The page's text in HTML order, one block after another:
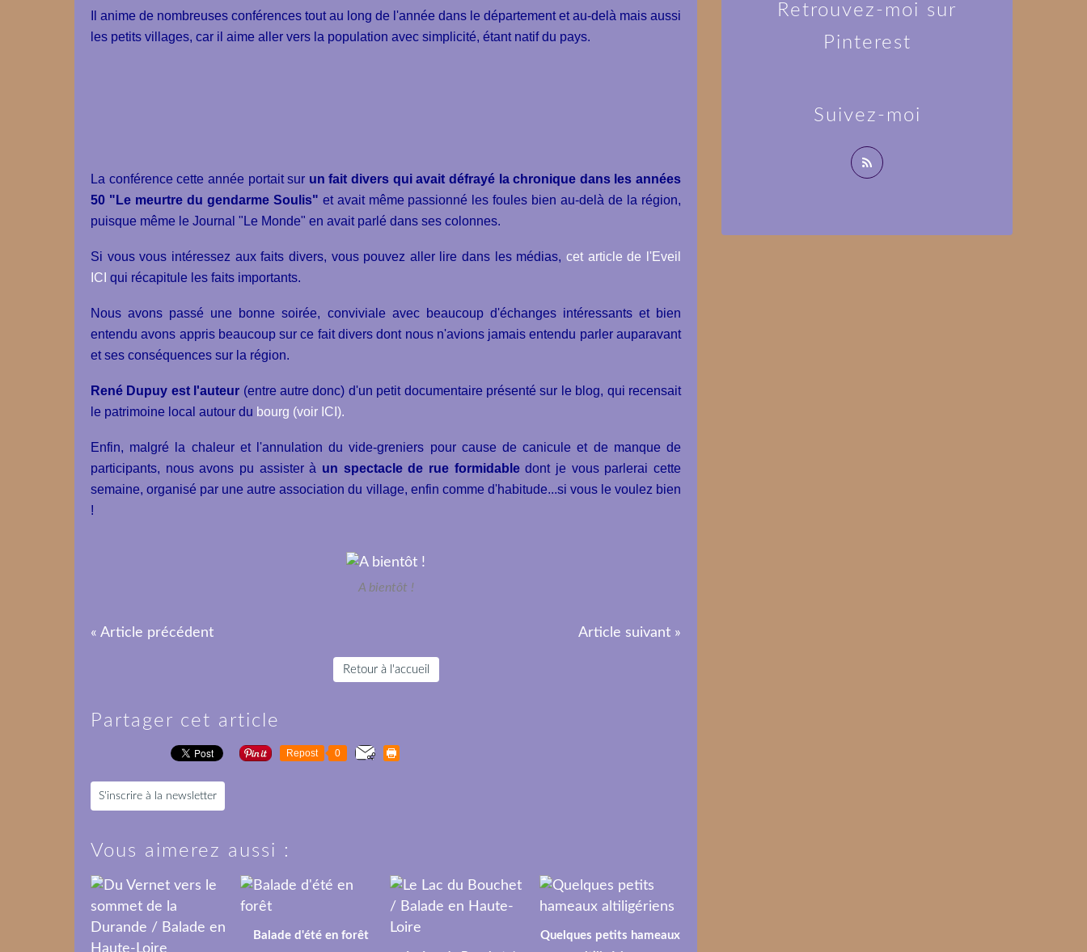
Il anime de nombreuses conférences tout au long de l'année dans le département et au-delà mais aussi
les petits villages, car il aime aller vers la population avec simplicité, étant natif du pays.
La conférence cette année portait sur un fait divers qui avait défrayé la chronique dans les années
50 "Le meurtre du gendarme Soulis" et avait même passionné les foules bien au-delà de la région,
puisque même le Journal "Le Monde" en avait parlé dans ses colonnes.
Si vous vous intéressez aux faits divers, vous pouvez aller lire dans les médias, cet article de l'Eveil
ICI qui récapitule les faits importants.
Nous avons passé une bonne soirée, conviviale avec beaucoup d'échanges intéressants et bien
entendu avons appris beaucoup sur ce fait divers dont nous n'avions jamais entendu parler auparavant
et ses conséquences sur la région.
René Dupuy est l'auteur (entre autre donc) d'un petit documentaire présenté sur le blog, qui recensait
le patrimoine local autour du bourg (voir ICI).
Enfin, malgré la chaleur et l'annulation du vide-greniers pour cause de canicule et de manque de
participants, nous avons pu assister à un spectacle de rue formidabledont je vous parlerai cette
semaine, organisé par une autre association du village, enfin comme d'habitude...si vous le voulez bien
!
A bientôt !
« Article précédent Article suivant »
Retour à l'accueil
Partager cet article
Repost 0
S'inscrire à la newsletter
Vous aimerez aussi :
Balade d'été en forêt
Quelques petits hameaux
Suivez-moi
Retrouvez-moi sur
Pinterest